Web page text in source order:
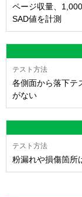
ページ収量、
SAD値を計測
各側面から落下テ
がない
粉漏れや損傷箇所